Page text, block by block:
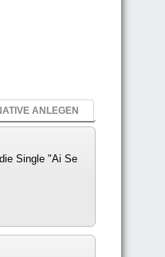
ANLEGEN
Single "Ai Se